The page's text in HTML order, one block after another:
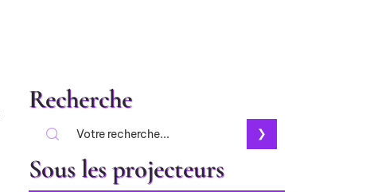
Recherche
Sous les projecteurs